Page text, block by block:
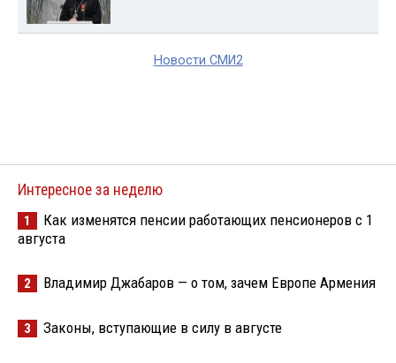
Новости СМИ2
Интересное за неделю
1
Как изменятся пенсии работающих пенсионеров с 1
августа
2 Владимир Джабаров — о том, зачем Европе Армения
3 Законы, вступающие в силу в августе